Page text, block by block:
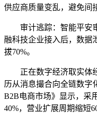
供应商质量变乱，避免间
审计逃踪：智能平安审
融科技企业接入后，数据
拔70%。
正在数字经济取实体经
历从消息撮合向全链数字
B2B电商市场》显示，采
40%，营业扩展周期缩短